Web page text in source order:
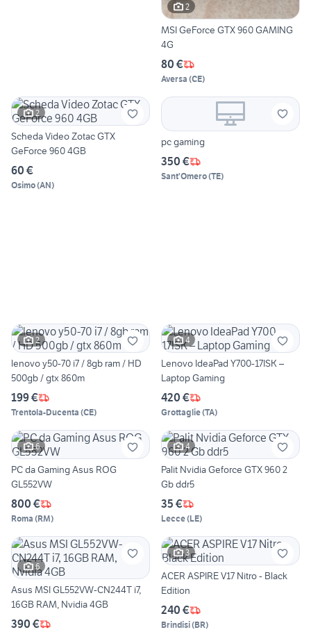
2
MSI GeForce GTX 960 GAMING
4G
80 €
Aversa (CE)
2
Scheda Video Zotac GTX
GeForce 960 4GB
60 €
Osimo(AN)
pc gaming
350 €
Sant'Omero(TE)
2
lenovo y50-70 i7 / 8gb ram / HD
500gb / gtx 860m
199 €
Trentola-Ducenta (CE)
4
Lenovo IdeaPad Y700-17ISK –
Laptop Gaming
420 €
Grottaglie(TA)
6
PC da Gaming Asus ROG
GL552VW
800 €
Roma (RM)
4
Palit Nvidia Geforce GTX 960 2
Gb ddr5
35 €
Lecce(LE)
6
Asus MSI GL552VW-CN244T i7,
16GB RAM, Nvidia 4GB
390 €
3
ACER ASPIRE V17 Nitro - Black
Edition
240 €
Brindisi(BR)